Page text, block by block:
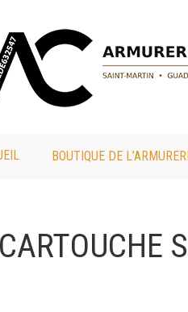
BOUTIQUE DE
CARTOUCHE